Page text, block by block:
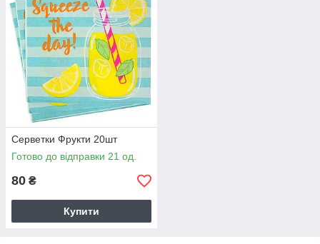
Серветки Фрукти 20шт
Готово до відправки 21 од.
80 ₴
Купити